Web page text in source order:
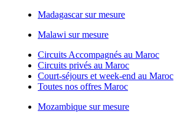
Madagascar sur mesure
Malawi sur mesure
Circuits Accompagnés au Maroc
Circuits privés au Maroc
Court-séjours et week-end au Maroc
Toutes nos offres Maroc
Mozambique sur mesure